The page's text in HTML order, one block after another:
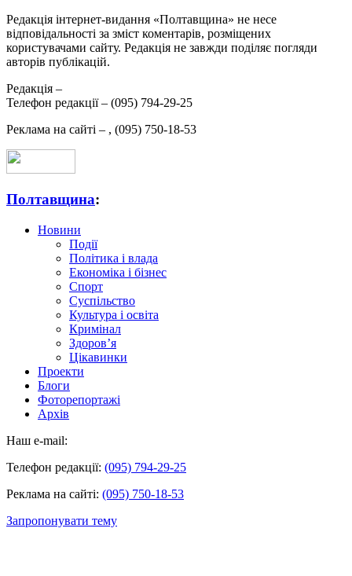
Редакція інтернет-видання «Полтавщина» не несе
відповідальності за зміст коментарів, розміщених
користувачами сайту. Редакція не завжди поділяє погляди
авторів публікацій.
Редакція –
Телефон редакції – (095) 794-29-25
Реклама на сайті – , (095) 750-18-53
Полтавщина:
Новини
Події
Політика і влада
Економіка і бізнес
Спорт
Суспільство
Культура і освіта
Кримінал
Здоров’я
Цікавинки
Проекти
Блоги
Фоторепортажі
Архів
Наш e-mail:
Телефон редакції: (095) 794-29-25
Реклама на сайті: (095) 750-18-53
Запропонувати тему